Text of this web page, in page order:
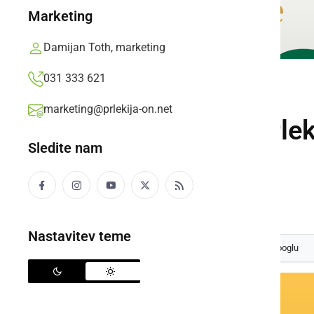
Marketing
Damijan Toth, marketing
031 333 621
marketing@prlekija-on.net
Sledite nam
Nastavitev teme
Video Künštni
Künštni Prleki
Dejan Razlag, torek, 2. september 2008 ob 16:45
kot svoj prednostni vir na Googlu